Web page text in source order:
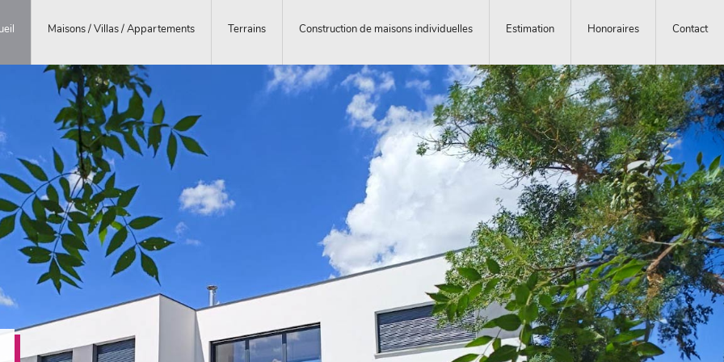
Maisons / Villas / Appartements Terrains Construction de maisons individuelles Estimation Honoraires Contact